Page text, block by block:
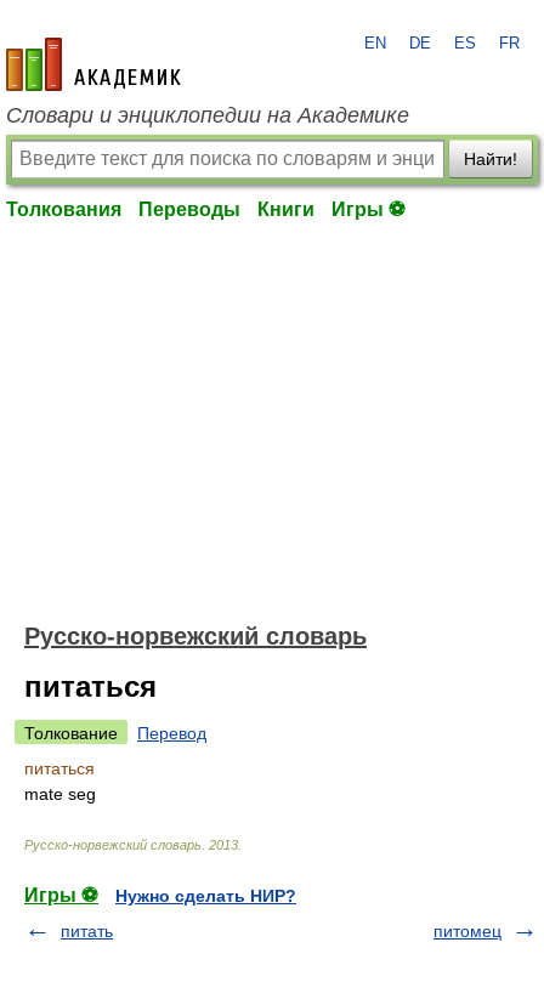
academic.ru
EN DE ES FR
Словари и энциклопедии на Академике
Найти!
Толкования Переводы Книги Игры ⚽
Русско-норвежский словарь
питаться
Толкование
Перевод
питаться
mate seg
Русско-норвежский словарь 2013
Игры ⚽
Нужно сделать НИР?
питать
питомец